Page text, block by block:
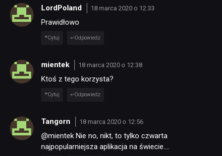
LordPoland 18 marca 2020 o 12:33
Prawidłowo
Cytuj Odpowiedz
mientek 18 marca 2020 o 12:38
Ktoś z tego korzysta?
Cytuj Odpowiedz
Tangorn 18 marca 2020 o 12:56
@mientek Nie no, nikt, to tylko czwarta
najpopularniejsza aplikacja na świecie….